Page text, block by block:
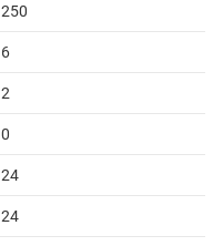
250
6
2
0
24
24